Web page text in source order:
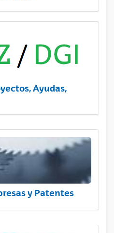
Ayudas,
y Patentes